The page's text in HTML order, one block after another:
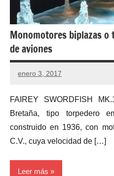
Monomotores biplazas o
de aviones
enero 3, 2017
No
comentarios
FAIREY SWORDFISH
Bretaña, tipo torpedero
construido en 1936, con
C.V., cuya velocidad de […]
Leer más